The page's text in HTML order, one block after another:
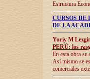
Estructura
CURSOS
DE LA
Yuriy M
PERÚ: los
En esta obra se
Así mismo se
comerciales